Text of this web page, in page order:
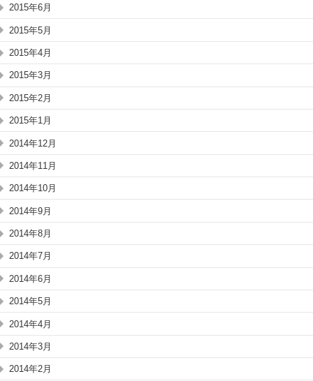
2015年6月
2015年5月
2015年4月
2015年3月
2015年2月
2015年1月
2014年12月
2014年11月
2014年10月
2014年9月
2014年8月
2014年7月
2014年6月
2014年5月
2014年4月
2014年3月
2014年2月